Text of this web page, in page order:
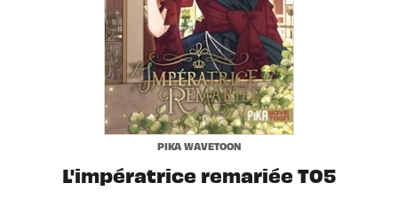
PIKA WAVETOON
L'impératrice remariée T05